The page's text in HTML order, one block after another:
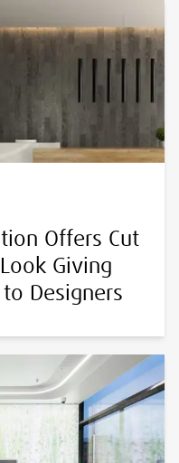
Offers Cut
Giving
Designers